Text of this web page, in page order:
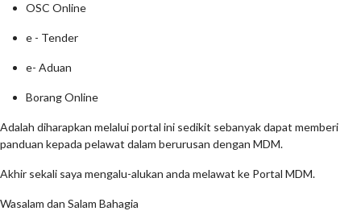
OSC Online
e - Tender
e- Aduan
Borang Online
Adalah diharapkan melalui portal ini sedikit sebanyak dapat memberi
panduan kepada pelawat dalam berurusan dengan MDM.
Akhir sekali saya mengalu-alukan anda melawat ke Portal MDM.
Wasalam dan Salam Bahagia